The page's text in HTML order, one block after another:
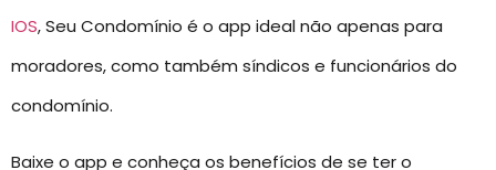
IOS, Seu Condomínio é o app ideal não apenas para
moradores, como também síndicos e funcionários do
condomínio.
Baixe o app e conheça os benefícios de se ter o